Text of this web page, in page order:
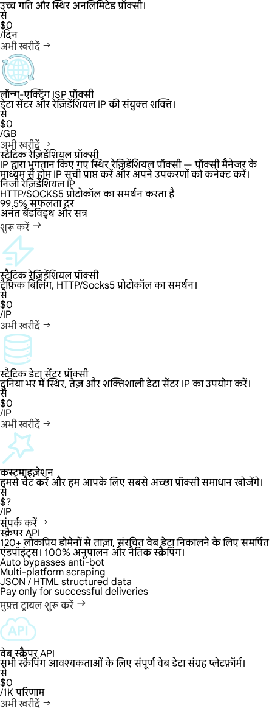
उच्च गति और स्थिर अनलिमिटेड प्रॉक्सी।
से
$0
/दिन
अभी खरीदें
लॉन्ग-एक्टिंग ISP प्रॉक्सी
डेटा सेंटर और रेज़िडेंशियल IP की संयुक्त शक्ति।
से
$0
/GB
अभी खरीदें
स्टैटिक रेज़िडेंशियल प्रॉक्सी
IP द्वारा भुगतान किए गए स्थिर रेज़िडेंशियल प्रॉक्सी — प्रॉक्सी मैनेजर के
माध्यम से होम IP सूची प्राप्त करें और अपने उपकरणों को कनेक्ट करें।
निजी रेज़िडेंशियल IP
HTTP/SOCKS5 प्रोटोकॉल का समर्थन करता है
99.5% सफलता दर
अनंत बैंडविड्थ और सत्र
शुरू करें
स्टैटिक रेज़िडेंशियल प्रॉक्सी
ट्रैफ़िक बिलिंग, HTTP/Socks5 प्रोटोकॉल का समर्थन।
से
$0
/IP
अभी खरीदें
स्टैटिक डेटा सेंटर प्रॉक्सी
दुनिया भर में स्थिर, तेज़ और शक्तिशाली डेटा सेंटर IP का उपयोग करें।
से
$0
/IP
अभी खरीदें
कस्टमाइज़ेशन
हमसे चैट करें और हम आपके लिए सबसे अच्छा प्रॉक्सी समाधान खोजेंगे।
से
$?
/IP
संपर्क करें
स्क्रैपर API
120+ लोकप्रिय डोमेनों से ताज़ा, संरचित वेब डेटा निकालने के लिए समर्पित
एंडपॉइंट्स। 100% अनुपालन और नैतिक स्क्रैपिंग।
Auto bypasses anti-bot
Multi-platform scraping
JSON / HTML structured data
Pay only for successful deliveries
मुफ़्त ट्रायल शुरू करें
वेब स्क्रैपर API
सभी स्क्रैपिंग आवश्यकताओं के लिए संपूर्ण वेब डेटा संग्रह प्लेटफ़ॉर्म।
से
$0
/1K परिणाम
अभी खरीदें